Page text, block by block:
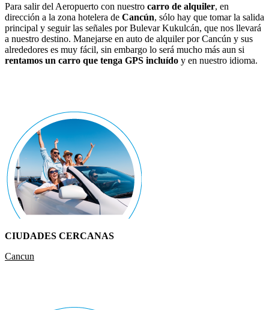
Para salir del Aeropuerto con nuestro carro de alquiler, en
dirección a la zona hotelera de Cancún, sólo hay que tomar la salida
principal y seguir las señales por Bulevar Kukulcán, que nos llevará
a nuestro destino. Manejarse en auto de alquiler por Cancún y sus
alrededores es muy fácil, sin embargo lo será mucho más aun si
rentamos un carro que tenga GPS incluído y en nuestro idioma.
CIUDADES CERCANAS
Cancun